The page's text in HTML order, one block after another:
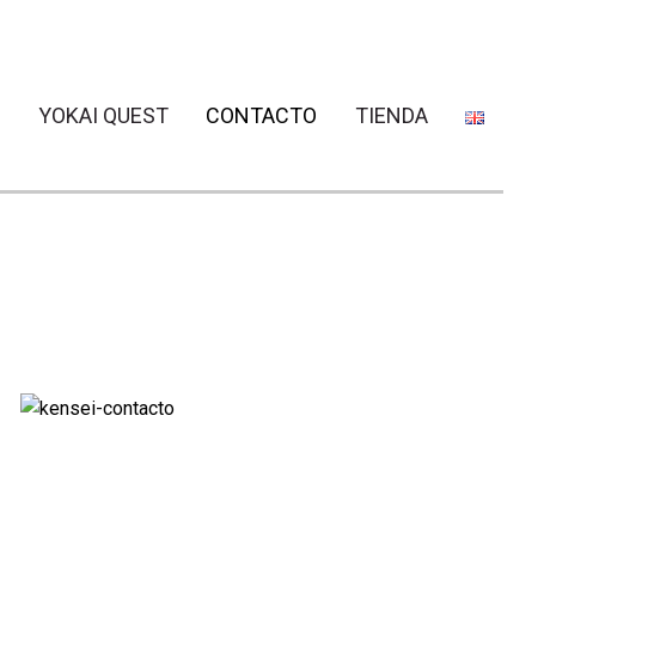
YOKAI QUEST CONTACTO TIENDA